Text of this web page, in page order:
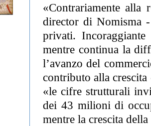
«Contrariamente alla
director di Nomisma
privati.
mentre continua la
l’avanzo del
contributo alla
«le cifre strutturali
dei 43 milioni di
mentre la crescita